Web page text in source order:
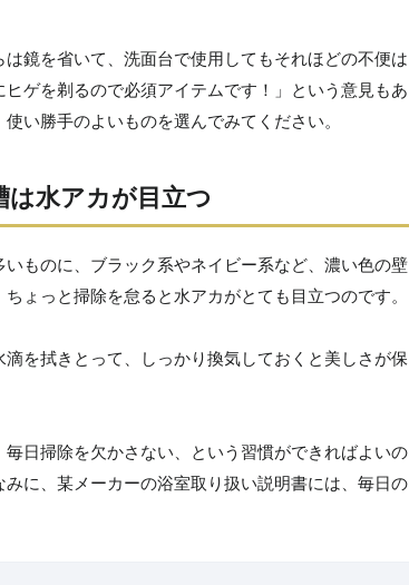
鏡を省いて、洗面台で使用してもそれほどの不便は
ゲを剃るので必須アイテムです！」という意見もあ
い勝手のよいものを選んでみてください。
水アカが目立つ
ものに、ブラック系やネイビー系など、濃い色の壁
ょっと掃除を怠ると水アカがとても目立つのです。
を拭きとって、しっかり換気しておくと美しさが保
日掃除を欠かさない、という習慣ができればよいの
に、某メーカーの浴室取り扱い説明書には、毎日の